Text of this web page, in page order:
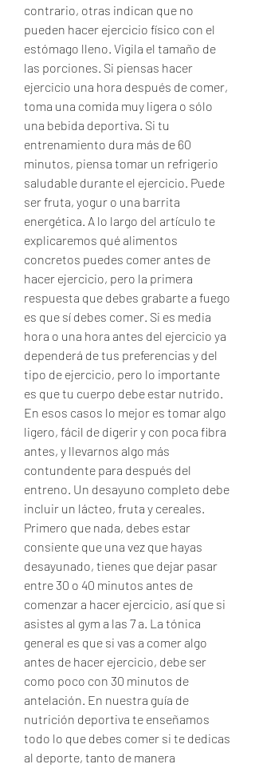
contrario, otras indican que no
pueden hacer ejercicio físico con el
estómago lleno. Vigila el tamaño de
las porciones. Si piensas hacer
ejercicio una hora después de comer,
toma una comida muy ligera o sólo
una bebida deportiva. Si tu
entrenamiento dura más de 60
minutos, piensa tomar un refrigerio
saludable durante el ejercicio. Puede
ser fruta, yogur o una barrita
energética. A lo largo del artículo te
explicaremos qué alimentos
concretos puedes comer antes de
hacer ejercicio, pero la primera
respuesta que debes grabarte a fuego
es que sí debes comer. Si es media
hora o una hora antes del ejercicio ya
dependerá de tus preferencias y del
tipo de ejercicio, pero lo importante
es que tu cuerpo debe estar nutrido.
En esos casos lo mejor es tomar algo
ligero, fácil de digerir y con poca fibra
antes, y llevarnos algo más
contundente para después del
entreno. Un desayuno completo debe
incluir un lácteo, fruta y cereales.
Primero que nada, debes estar
consiente que una vez que hayas
desayunado, tienes que dejar pasar
entre 30 o 40 minutos antes de
comenzar a hacer ejercicio, así que si
asistes al gym a las 7 a. La tónica
general es que si vas a comer algo
antes de hacer ejercicio, debe ser
como poco con 30 minutos de
antelación. En nuestra guía de
nutrición deportiva te enseñamos
todo lo que debes comer si te dedicas
al deporte, tanto de manera